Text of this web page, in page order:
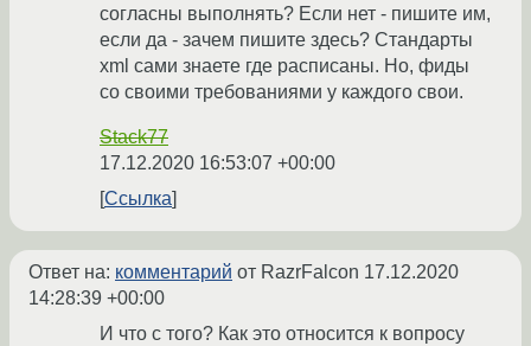
согласны выполнять? Если нет - пишите им,
если да - зачем пишите здесь? Стандарты
xml сами знаете где расписаны. Но, фиды
со своими требованиями у каждого свои.
Stack77
17.12.2020 16:53:07 +00:00
Ссылка
Ответ на: комментарий от RazrFalcon 17.12.2020
14:28:39 +00:00
И что с того? Как это относится к вопросу